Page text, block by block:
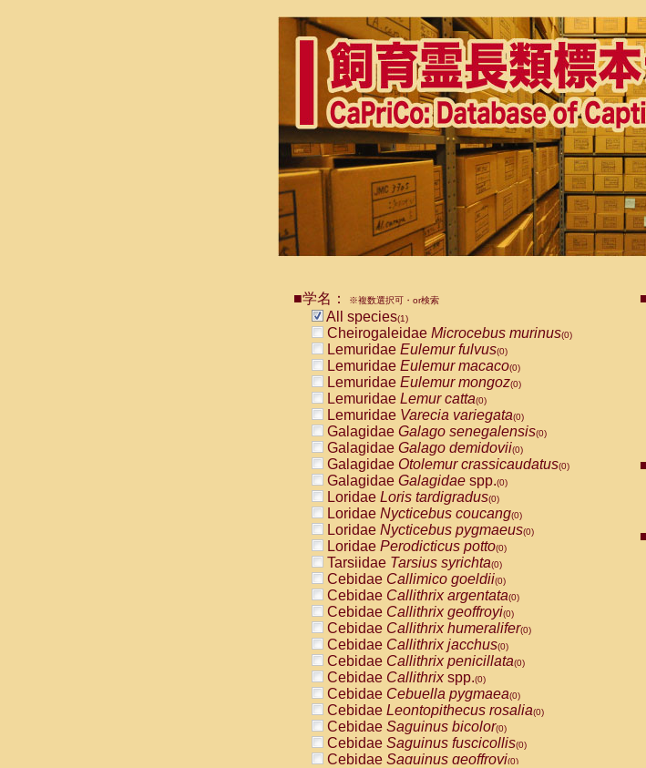
■学名： ※複数選択可・or検索
All species(1)
Cheirogaleidae Microcebus murinus(0)
Lemuridae Eulemur fulvus(0)
Lemuridae Eulemur macaco(0)
Lemuridae Eulemur mongoz(0)
Lemuridae Lemur catta(0)
Lemuridae Varecia variegata(0)
Galagidae Galago senegalensis(0)
Galagidae Galago demidovii(0)
Galagidae Otolemur crassicaudatus(0)
Galagidae Galagidae spp.(0)
Loridae Loris tardigradus(0)
Loridae Nycticebus coucang(0)
Loridae Nycticebus pygmaeus(0)
Loridae Perodicticus potto(0)
Tarsiidae Tarsius syrichta(0)
Cebidae Callimico goeldii(0)
Cebidae Callithrix argentata(0)
Cebidae Callithrix geoffroyi(0)
Cebidae Callithrix humeralifer(0)
Cebidae Callithrix jacchus(0)
Cebidae Callithrix penicillata(0)
Cebidae Callithrixspp.(0)
Cebidae Cebuella pygmaea(0)
Cebidae Leontopithecus rosalia(0)
Cebidae Saguinus bicolor(0)
Cebidae Saguinus fuscicollis(0)
Cebidae Saguinus geoffroyi(0)